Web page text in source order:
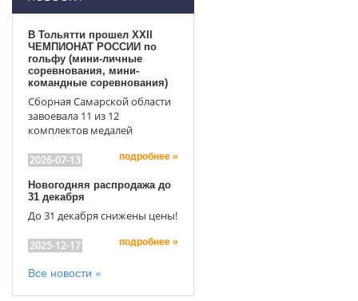
В Тольятти прошел XXII
ЧЕМПИОНАТ РОССИИ по
гольфу (мини-личные
соревнования, мини-
командные соревнования)
Сборная Самарской области
завоевала 11 из 12
комплектов медалей
2026-07-13 подробнее »
Новогодняя распродажа до
31 декабря
До 31 декабря снижены цены!
2025-12-17 подробнее »
Все новости »